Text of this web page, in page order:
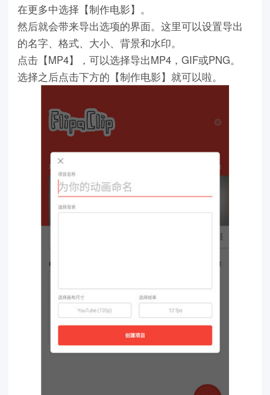
在更多中选择【制作电影】。
然后就会带来导出选项的界面。这里可以设置导出
的名字、格式、大小、背景和水印。
点击【MP4】，可以选择导出MP4，GIF或PNG。
选择之后点击下方的【制作电影】就可以啦。